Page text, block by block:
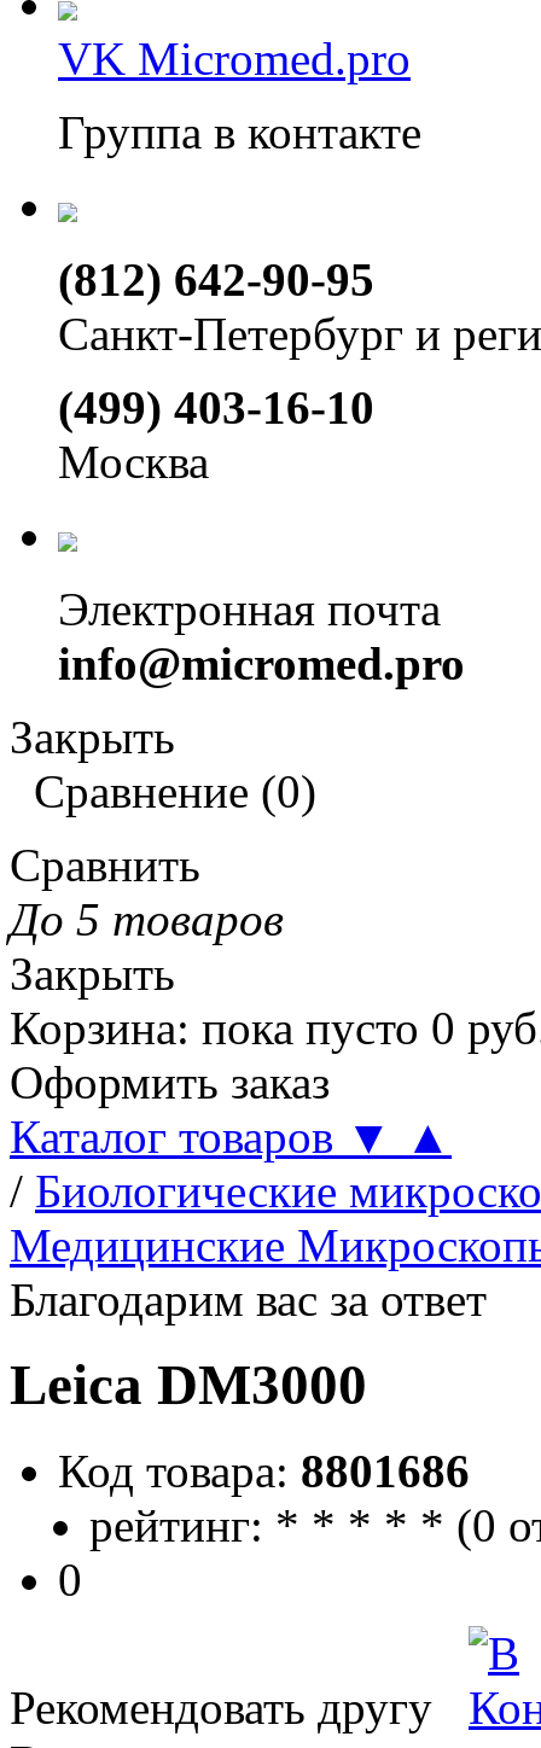
VK Micromed.pro
Группа в контакте
(812) 642-90-95
Санкт-Петербург и
(499) 403-16-10
Москва
Электронная почта
info@micromed.pro
Закрыть
Сравнение (0)
Сравнить
До 5 товаров
Закрыть
Корзина: пока пусто 0
Оформить заказ
Каталог товаров ▼
▲
/ Биологические
Медицинские
Благодарим вас за ответ
Leica DM3000
Код товара: 8801686
рейтинг: * * * * * (0
0
Рекомендовать другу